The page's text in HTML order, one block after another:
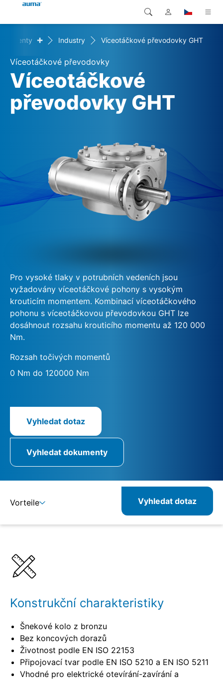
Produkty
Řešení
Ke stažení
Kontakt
Global
Evropa
Asie a Pacifik
Vyhledávání
+ Industry Víceotáčkové převodovky GHT
Víceotáčkové převodovky
Víceotáčkové
převodovky GHT
Pro vysoké tlaky v potrubních vedeních jsou
vyžadovány víceotáčkové pohony s vysokým
krouticím momentem. Kombinací víceotáčkového
pohonu s víceotáčkovou převodovkou GHT lze
dosáhnout rozsahu krouticího momentu až 120 000
Nm.
Rozsah točivých momentů
0 Nm do 120000 Nm
Vyhledat dotaz
Vyhledat dokumenty
Vorteile Vyhledat dotaz
Konstrukční charakteristiky
Šnekové kolo z bronzu
Bez koncových dorazů
Životnost podle EN ISO 22153
Připojovací tvar podle EN ISO 5210 a EN ISO 5211
Vhodné pro elektrické otevírání-zavírání a